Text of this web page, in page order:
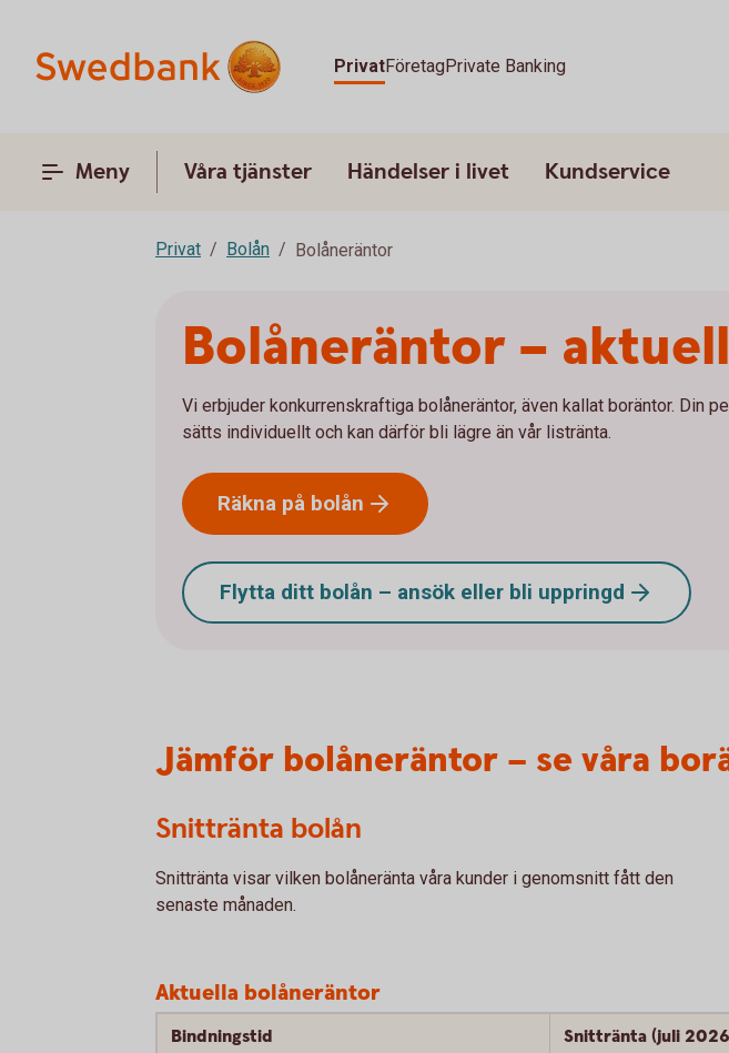
PrivatFöretagPrivate Banking
Meny Våra tjänster Händelser i livet Kundservice
Privat Bolån Bolåneräntor
Bolåneräntor –
Vi erbjuder konkurrenskraftiga bolåneräntor, även kallat boräntor. Din
sätts individuellt och kan därför bli lägre än vår listränta.
Räkna på bolån
Flytta ditt bolån – ansök eller bli uppringd
Jämför bolåneräntor – se våra
Snittränta bolån
Snittränta visar vilken bolåneränta våra kunder i genomsnitt fått den
senaste månaden.
Aktuella bolåneräntor
Bindningstid Snittränta (juli